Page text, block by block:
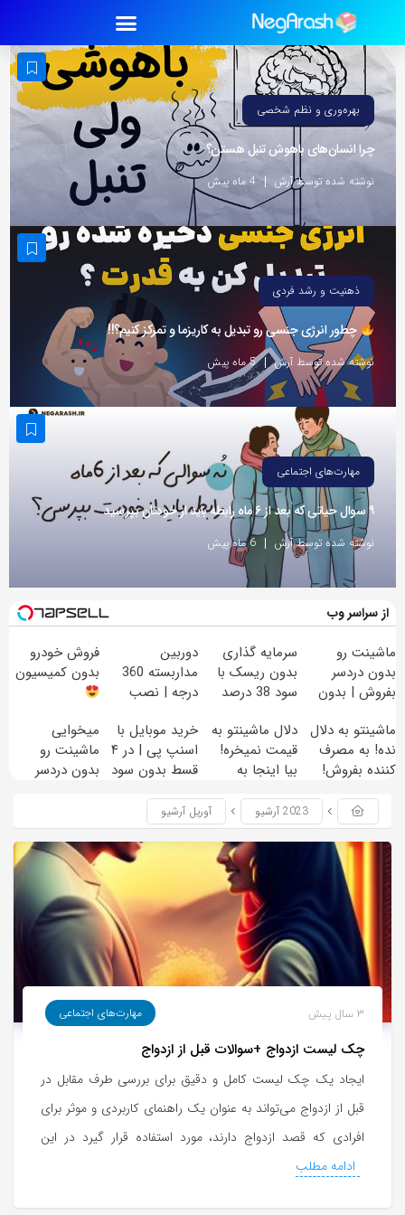
بهره‌وری و نظم شخصی
چرا انسان‌های باهوش تنبل هستن؟
نوشته شده توسط آرش 4 ماه پیش
ذهنیت و رشد فردی
چطور انرژی جنسی رو تبدیل به کاریزما و تمرکز کنیم؟!!
نوشته شده توسط آرش 5 ماه پیش
مهارت‌های اجتماعی
۹ سوال حیاتی که بعد از ۶ ماه رابطه باید از خودتان بپرسید
نوشته شده توسط آرش 6 ماه پیش
از سراسر وب
ماشینت رو
بدون دردسر
بفروش | بدون
سرمایه گذاری
بدون ریسک با
سود 38 درصد
دوربین
مداربسته 360
درجه | نصب
فروش خودرو
بدون کمیسیون
ماشینتو به دلال
نده! به مصرف
کننده بفروش!
یک تماس
دلال ماشینتو به
قیمت نمیخره!
بیا اینجا به
بفروش*فقط
خریدار واقعی*
خرید موبایل با
اسنپ پی | در ۴
قسط بدون سود
میخوایی
ماشینت رو
بدون دردسر
2023 آرشیو آوریل آرشیو
مهارت‌های اجتماعی 3 سال پیش
چک لیست ازدواج +سوالات قبل از ازدواج
ایجاد یک چک لیست کامل و دقیق برای بررسی طرف مقابل در
قبل از ازدواج می‌تواند به عنوان یک راهنمای کاربردی و موثر برای
افرادی که قصد ازدواج دارند، مورد استفاده قرار گیرد در این
ادامه مطلب